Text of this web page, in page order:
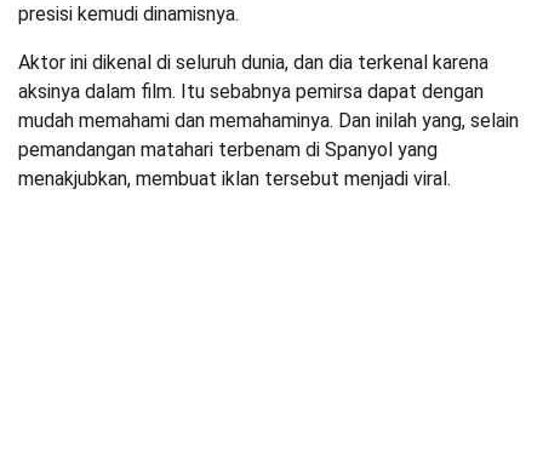
presisi kemudi dinamisnya.
Aktor ini dikenal di seluruh dunia, dan dia terkenal karena
aksinya dalam film. Itu sebabnya pemirsa dapat dengan
mudah memahami dan memahaminya. Dan inilah yang, selain
pemandangan matahari terbenam di Spanyol yang
menakjubkan, membuat iklan tersebut menjadi viral.